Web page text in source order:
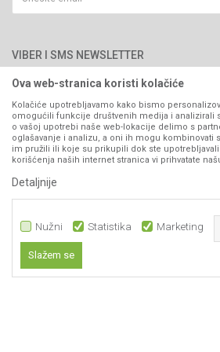
066/44-99-00
Kontakt
Isporuka
Pravo na odustajanje
Reklamacije
Povraćaj sredstava
Zamjena artikala
Plaćanje karticama
VIBER I SMS NEWSLETTER
PRATITE NAS
Ova web-stranica koristi kolačiće
Kolačiće upotrebljavamo kako bismo
omogućili funkcije društvenih medija i analizirali
o vašoj upotrebi naše web-lokacije delimo s
oglašavanje i analizu, a oni ih mogu kombinovati
im pružili ili koje su prikupili dok ste
korišćenja naših internet stranica vi prihvatate
Detaljnije
Nužni Statistika Marketing
Slažem se